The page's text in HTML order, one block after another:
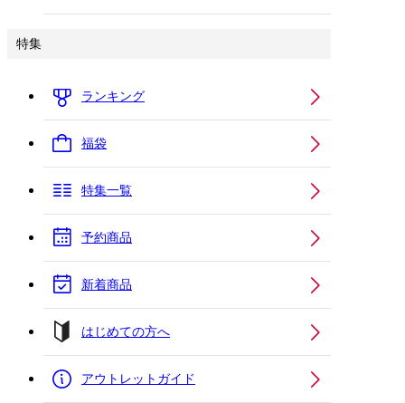
特集
ランキング
福袋
特集一覧
予約商品
新着商品
はじめての方へ
アウトレットガイド